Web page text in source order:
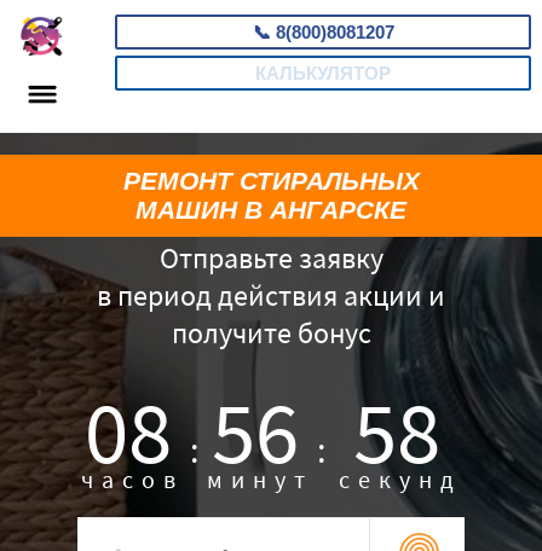
📞 8(800)8081207
КАЛЬКУЛЯТОР
Отправьте заявку
в период действия акции и
получите бонус
08 :
часов 56 :
минут 57
секунд
РЕМОНТ СТИРАЛЬНЫХ
МАШИН В АНГАРСКЕ